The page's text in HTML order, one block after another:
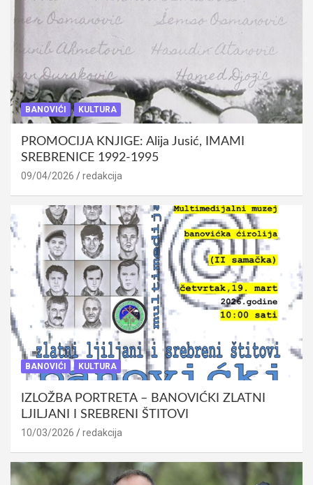
BANOVIĆI KULTURA
PROMOCIJA KNJIGE: Alija Jusić, IMAMI
SREBRENICE 1992-1995
09/04/2026 redakcija
BANOVIĆI KULTURA
IZLOŽBA PORTRETA – BANOVIĆKI ZLATNI
LJILJANI I SREBRENI ŠTITOVI
10/03/2026 redakcija